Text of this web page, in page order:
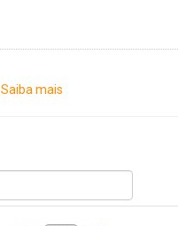
Saiba mais